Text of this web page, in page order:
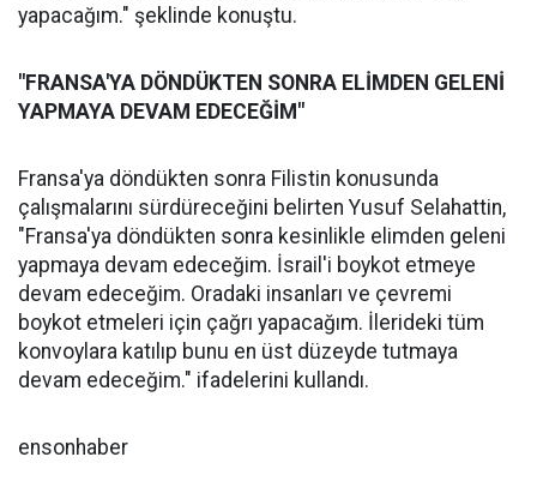
yapacağım." şeklinde konuştu.
"FRANSA'YA DÖNDÜKTEN SONRA ELİMDEN GELENİ
YAPMAYA DEVAM EDECEĞİM"
Fransa'ya döndükten sonra Filistin konusunda
çalışmalarını sürdüreceğini belirten Yusuf Selahattin,
"Fransa'ya döndükten sonra kesinlikle elimden geleni
yapmaya devam edeceğim. İsrail'i boykot etmeye
devam edeceğim. Oradaki insanları ve çevremi
boykot etmeleri için çağrı yapacağım. İlerideki tüm
konvoylara katılıp bunu en üst düzeyde tutmaya
devam edeceğim." ifadelerini kullandı.
ensonhaber